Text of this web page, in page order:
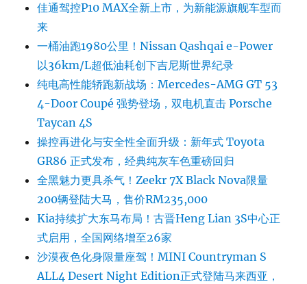
佳通驾控P10 MAX全新上市，为新能源旗舰车型而
来
一桶油跑1980公里！Nissan Qashqai e-Power
以36km/L超低油耗创下吉尼斯世界纪录
纯电高性能轿跑新战场：Mercedes-AMG GT 53
4-Door Coupé 强势登场，双电机直击 Porsche
Taycan 4S
操控再进化与安全性全面升级：新年式 Toyota
GR86 正式发布，经典纯灰车色重磅回归
全黑魅力更具杀气！Zeekr 7X Black Nova限量
200辆登陆大马，售价RM235,000
Kia持续扩大东马布局！古晋Heng Lian 3S中心正
式启用，全国网络增至26家
沙漠夜色化身限量座驾！MINI Countryman S
ALL4 Desert Night Edition正式登陆马来西亚，